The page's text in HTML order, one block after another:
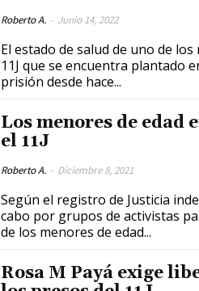
Roberto A. - Junio 14, 2022
El estado de salud de uno de
11J que se encuentra plantado
prisión desde hace...
Los menores de edad
el 11J
Roberto A. - Diciembre 8, 2021
Según el registro de Justicia
cabo por grupos de activistas
de los menores de edad...
Rosa M Payá exige